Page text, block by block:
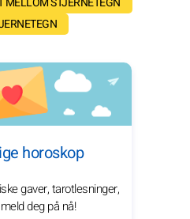
horoskop
gaver, tarotlesninger,
deg på nå!